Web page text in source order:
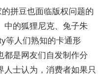
的拼豆也面临版权问题的
中的狐狸尼克、兔子朱
等人们熟知的卡通形
都是网友们自发制作分
人士认为，消费者如果只